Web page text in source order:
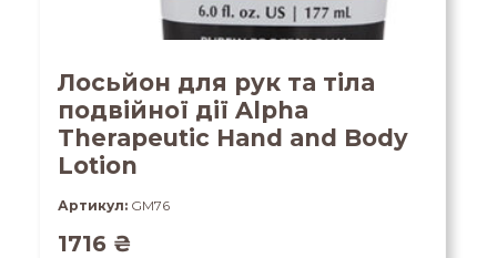
Лосьйон для рук та тіла
подвійної дії Alpha
Therapeutic Hand and Body
Lotion
Артикул: GM76
1716 ₴